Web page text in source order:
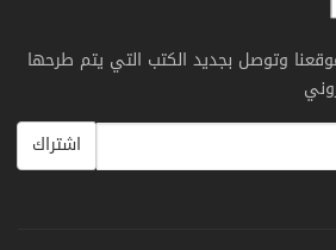
وتوصل بجديد الكتب التي يتم طرحها
اشتراك